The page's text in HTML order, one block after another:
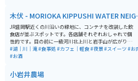
によって入れ替わっていくのも、いつ行っても違った楽
しみ方ができます。盛岡駅からバスで10分ほど、徒歩20
分程度でアクセスも良いです。
木伏 - MORIOKA KIPPUSHI WATER
BORHOOD
JR盛岡駅近くの川沿いの緑地に、コンテナを改装した飲
食店が並ぶスポットです。各店舗それぞれおしゃれで個
性的です。目の前に一級河川北上川と岩手山が広がりま
す。ドライブやツーリングの途中で立ち寄ったり、宿泊
時の食事目的もオススメです。駅すぐなので、ホテルや
南ICからも近いです。
#湖｜川｜滝#食事処 #カフェ｜軽食#夜景#スイーツ #お
#お酒
小岩井農場